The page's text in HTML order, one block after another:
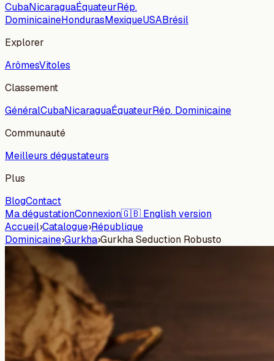
CubaNicaraguaÉquateurRép.
DominicaineHondurasMexiqueUSABrésil
Explorer
ArômesVitoles
Classement
GénéralCubaNicaraguaÉquateurRép. Dominicaine
Communauté
Meilleurs dégustateurs
Plus
BlogContact
Ma dégustationConnexion🇬🇧 English version
Accueil›Catalogue›République
Dominicaine›Gurkha›Gurkha Seduction Robusto